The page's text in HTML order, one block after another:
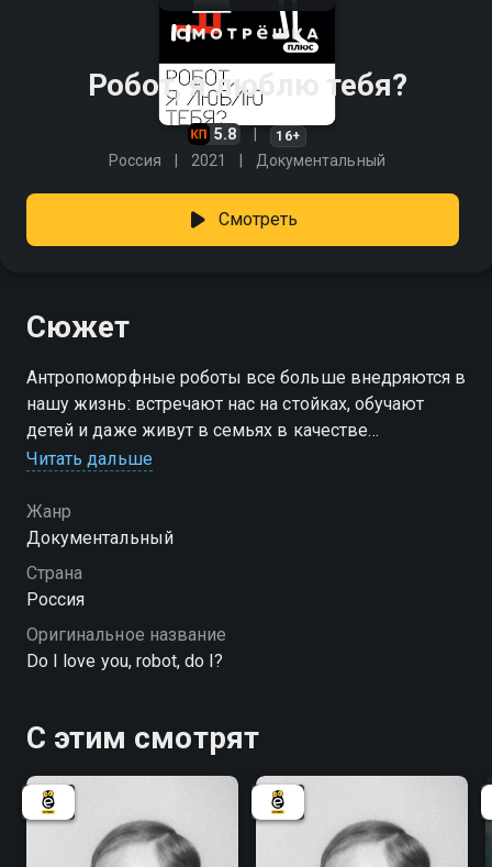
Робот, я люблю тебя?
5.8 16+
Россия 2021 Документальный
Смотреть
Сюжет
Антропоморфные роботы все больше внедряются в
нашу жизнь: встречают нас на стойках, обучают
детей и даже живут в семьях в качестве
компаньонов. Ученые пытаются сделать роботов
ученые, исследуя эмоциональную реакцию людей
на роботов, обнаружили эффект зловещей долины :
самые человекоподобные роботы вызывали у
людей неприязнь и даже страх. Но что будет, когда
Читать дальше
Жанр
Документальный
Страна
Россия
Оригинальное название
Do I love you, robot, do I?
С этим смотрят